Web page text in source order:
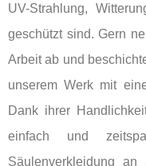
UV-Strahlung,
geschützt sind. Gern
Arbeit ab und
unserem Werk mit
Dank ihrer
einfach und
Säulenverkleidung